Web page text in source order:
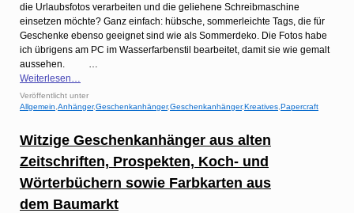
die Urlaubsfotos verarbeiten und die geliehene Schreibmaschine
einsetzen möchte? Ganz einfach: hübsche, sommerleichte Tags, die für
Geschenke ebenso geeignet sind wie als Sommerdeko. Die Fotos habe
ich übrigens am PC im Wasserfarbenstil bearbeitet, damit sie wie gemalt
aussehen. …
Weiterlesen…
Veröffentlicht unter
Allgemein Anhänger,Geschenkanhänger,Geschenkanhänger,Kreatives Papercraft
Witzige Geschenkanhänger aus alten
Zeitschriften, Prospekten, Koch- und
Wörterbüchern sowie Farbkarten aus
dem Baumarkt